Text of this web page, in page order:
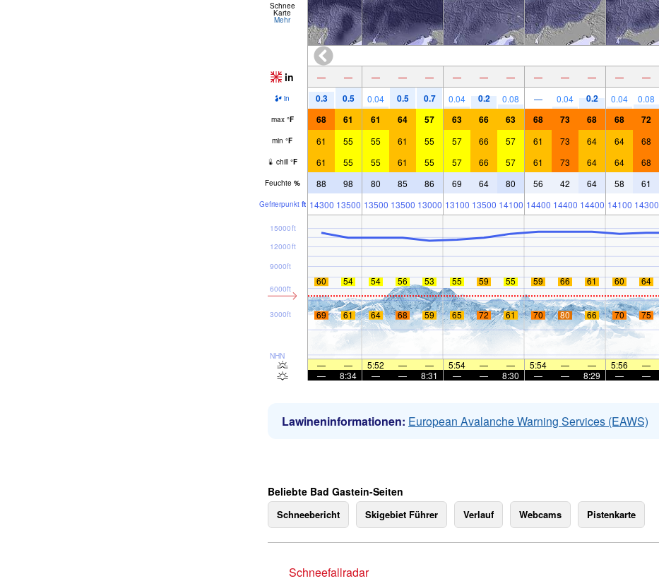
Schnee
Karte
Mehr
in — — — — — — — — — — — — —
in 0.3 0.5 0.04 0.5 0.7 0.04 0.2 0.08 — 0.04 0.2 0.04 0.08
max °F 68 61 61 64 57 63 66 63 68 73 68 68 72
min °F 61 55 55 61 55 57 66 57 61 73 64 64 68
chill °F 61 55 55 61 55 57 66 57 61 73 64 64 68
Feuchte % 88 98 80 85 86 69 64 80 56 42 64 58 61
Gefrier­punkt ft 14300 13500 13500 13500 13000 13100 13500 14100 14400 14400 14400 14100 14300
NHN
3000ft
6000ft
9000ft
12000ft
15000ft
60 54 54 56 53 55 59 55 59 66 61 60 64
69 61 64 68 59 65 72 61 70 80 66 70 75
— — 5:52 — — 5:54 — — 5:54 — — 5:56 —
—
8:34 — — 8:31 — — 8:30 — — 8:29 — —
Lawineninformationen: European Avalanche Warning Services (EAWS)
Beliebte Bad Gastein-Seiten
Schneebericht Skigebiet Führer Verlauf Webcams Pistenkarte
Schneefallradar